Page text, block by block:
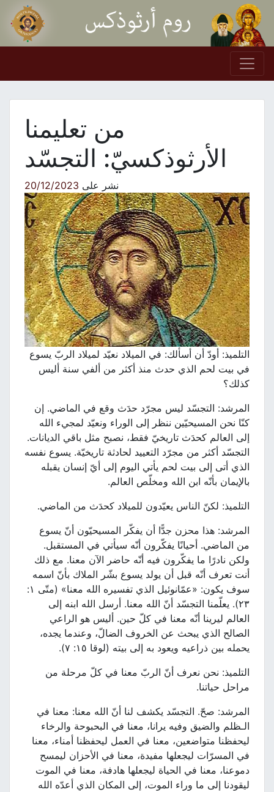
Skip to content
Main Navigation
من تعليمنا
الأرثوذكسيّ: التجسّد
نشر على20/12/2023
التلميذ: أودّ أن أسألك: في الميلاد نعيّد لميلاد الربّ يسوع
في بيت لحم الذي حدث منذ أكثر من ألفي سنة أليس
كذلك؟
المرشد: التجسّد ليس مجرّد حدَث وقع في الماضي. إن
كنّا نحن المسيحيّين ننظر إلى الوراء ونعيّد لمجيء الله
إلى العالم كحدَث تاريخيّ فقط، نصبح مثل باقي الديانات.
التجسّد أكثر من مجرّد التعييد لحادثة تاريخيّة. يسوع نفسه
الذي أتى إلى بيت لحم يأتي اليوم إلى أيّ إنسان يقبله
بالإيمان بأنّه ابن الله ومخلّص العالم.
التلميذ: لكنّ الناس يعيّدون للميلاد كحدَث من الماضي.
المرشد: هذا محزن جدًّا أن يفكّر المسيحيّون أنّ يسوع
من الماضي. أحيانًا يفكّرون أنّه سيأتي في المستقبل.
ولكن نادرًا ما يفكّرون فيه أنّه حاضر الآن معنا. مع ذلك
أنت تعرف أنّه قبل أن يولد يسوع بشّر الملاك بأنّ اسمه
٢٣). يعلّمنا التجسّد أنّ الله معنا. أرسل الله ابنه إلى
العالم ليرينا أنّه معنا في كلّ حين. أليس هو الراعي
الصالح الذي يبحث عن الخروف الضالّ، وعندما يجده،
يحمله بين ذراعيه ويعود به إلى بيته (لوقا ١٥: ٧).
التلميذ: نحن نعرف أنّ الربّ معنا في كلّ مرحلة من
مراحل حياتنا.
المرشد: صحّ. التجسّد يكشف لنا أنّ الله معنا: معنا في
الـظلم والضيق وفيه يرانا، معنا في البحبوحة والرخاء
ليحفظنا متواضعين، معنا في العمل ليحفظنا أمناء، معنا
في المسرّات ليجعلها مفيدة، معنا في الأحزان ليمسح
دموعنا، معنا في الحياة ليجعلها هادفة، معنا في الموت
ليقودنا إلى ما وراء الموت، إلى المكان الذي أعدّه الله